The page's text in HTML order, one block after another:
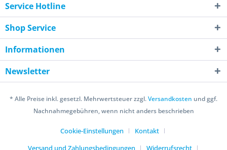
Service Hotline
Shop Service
Informationen
Newsletter
* Alle Preise inkl. gesetzl. Mehrwertsteuer zzgl.Versandkosten und ggf.
Nachnahmegebühren, wenn nicht anders beschrieben
Cookie-Einstellungen
Kontakt
Versand und Zahlungsbedingungen
Widerrufsrecht